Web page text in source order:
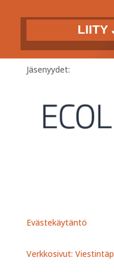
LIITY
Jäsenyydet:
Evästekäytäntö
Verkkosivut: